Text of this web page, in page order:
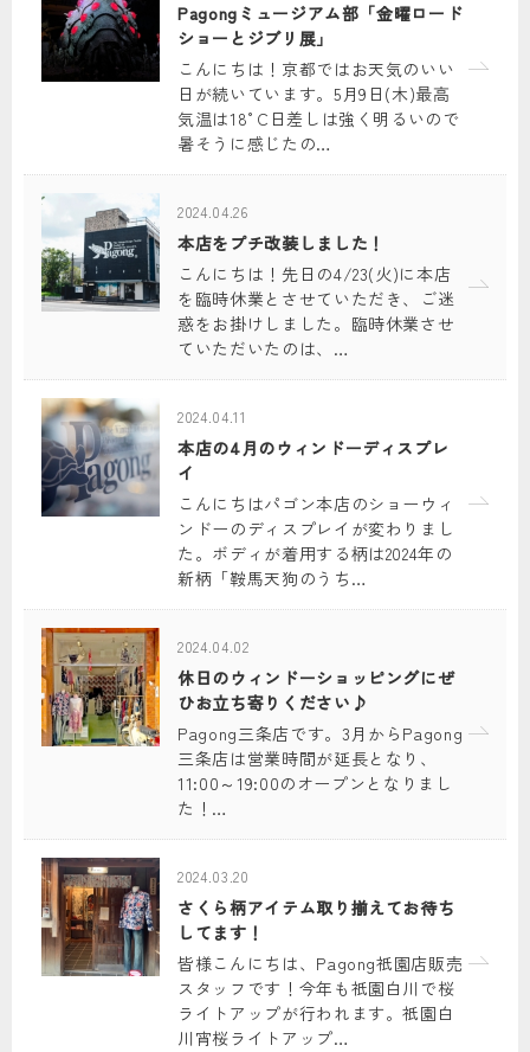
Pagongミュージアム部「金曜ロード
ショーとジブリ展」
こんにちは！京都ではお天気のいい
日が続いています。5月9日(木)最高
気温は18°C日差しは強く明るいので
暑そうに感じたの…
2024.04.26
本店をプチ改装しました！
こんにちは！先日の4/23(火)に本店
を臨時休業とさせていただき、ご迷
惑をお掛けしました。臨時休業させ
ていただいたのは、…
2024.04.11
本店の4月のウィンドーディスプレ
イ
こんにちはパゴン本店のショーウィ
ンドーのディスプレイが変わりまし
た。ボディが着用する柄は2024年の
新柄「鞍馬天狗のうち…
2024.04.02
休日のウィンドーショッピングにぜ
ひお立ち寄りください♪
Pagong三条店です。3月からPagong
三条店は営業時間が延長となり、
11:00～19:00のオープンとなりまし
た！…
2024.03.20
さくら柄アイテム取り揃えてお待ち
してます！
皆様こんにちは、Pagong祇園店販売
スタッフです！今年も祇園白川で桜
ライトアップが行われます。祇園白
川宵桜ライトアップ…